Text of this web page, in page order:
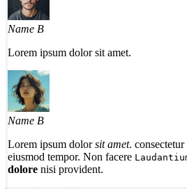
Name B
Lorem ipsum dolor sit amet.
Name B
Lorem ipsum dolorsit amet. consectetur
eiusmod tempor. Non facere
dolore nisi provident.